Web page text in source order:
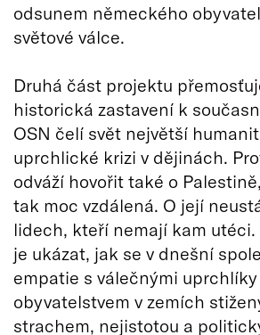
odsunem německého
světové válce.
Druhá část projektu
historická zastavení k
OSN čelí svět největší
uprchlické krizi v dějinách.
odváží hovořit také o
tak moc vzdálená. O její
lidech, kteří nemají kam
je ukázat, jak se v dnešní
empatie s válečnými
obyvatelstvem v zemích
strachem, nejistotou a